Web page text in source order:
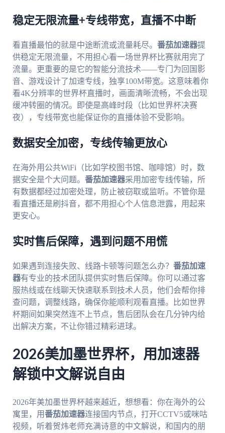
稳定无限流量+专线带宽，直播不中断
看直播最怕的就是中途断流或流量耗尽。 番茄加速器提
供稳定无限流量，不用担心看一场世界杯比赛就用完了
流量。更重要的是它的智能分流技术——专门为回国影
音、游戏设计了加速专线，独享100M带宽。这意味着你
看4K分辨率的世界杯直播时，画面清晰流畅，不会出现
缓冲转圈的情况。即使是高峰时段（比如世界杯决赛
夜），专线带宽也能保证你的直播体验不受影响。
数据安全加密，专线传输更放心
在海外用公共WiFi（比如学校图书馆、咖啡馆）时，数
据安全是个大问题。 番茄加速器采用加密专线传输，所
有数据都经过加密处理，防止被窃取或监听。不管你是
看直播还是刷抖音，都不用担心个人信息泄露，用起来
更安心。
实时售后保障，遇到问题不用慌
如果遇到连接失败、线路卡顿等问题怎么办？ 番茄加速
器有专业的技术团队提供实时售后保障。你可以通过客
服热线或在线聊天快速联系到技术人员，他们会帮你排
查问题，调整线路，确保你能顺利观看直播。比如世界
杯期间如果突然连不上节点，售后团队会在几分钟内给
出解决方案，不让你错过精彩进球。
2026美加墨世界杯，用加速器
解锁中文解说自由
2026年美加墨世界杯越来越近，想想看：你在海外的公
寓里，用番茄加速器连接国内节点，打开CCTV5或咪咕
视频，听着贺炜老师充满诗意的中文解说，和国内的朋